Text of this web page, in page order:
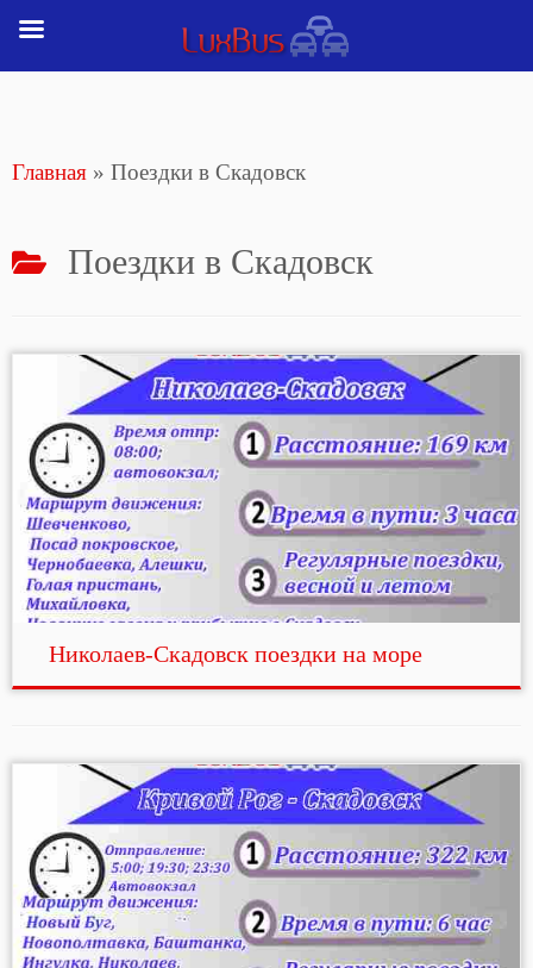
Главная » Поездки в Скадовск
Поездки в Скадовск
Николаев-Скадовск поездки на море